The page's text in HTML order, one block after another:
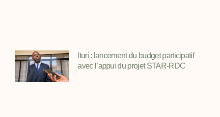
Ituri : lancement du budget participatif
avec l’appui du projet STAR-RDC